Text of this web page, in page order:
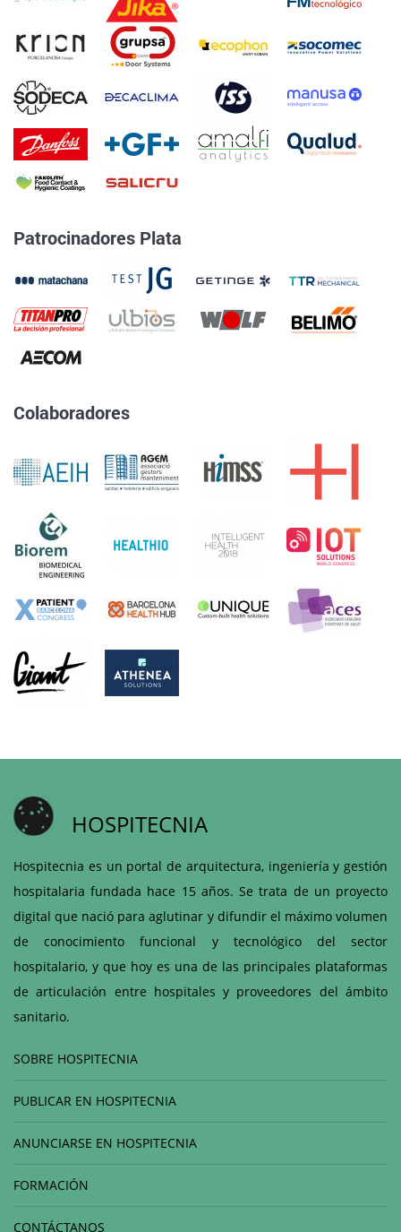
Patrocinadores Plata
Colaboradores
HOSPITECNIA
Hospitecnia es un portal de arquitectura, ingeniería y gestión
hospitalaria fundada hace 15 años. Se trata de un proyecto
digital que nació para aglutinar y difundir el máximo volumen
de conocimiento funcional y tecnológico del sector
hospitalario, y que hoy es una de las principales plataformas
de articulación entre hospitales y proveedores del ámbito
sanitario.
SOBRE HOSPITECNIA
PUBLICAR EN HOSPITECNIA
ANUNCIARSE EN HOSPITECNIA
FORMACIÓN
CONTÁCTANOS